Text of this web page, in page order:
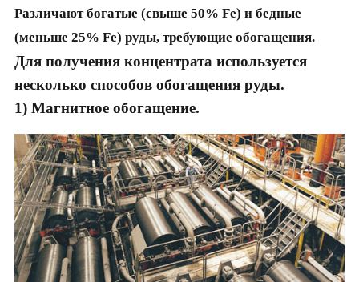
Различают богатые (свыше 50% Fe) и бедные
(меньше 25% Fe) руды, требующие обогащения.
Для получения концентрата используется
несколько способов обогащения руды.
1) Магнитное обогащение.